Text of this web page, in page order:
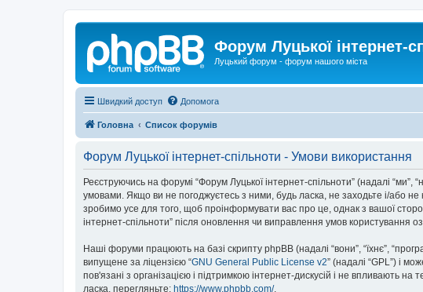
Форум Луцької інтернет-
Луцький форум - форум нашого міста
Швидкий доступ Допомога
Головна Список форумів
Форум Луцької інтернет-спільноти - Умови використання
Реєструючись на форумі “Форум Луцької інтернет-спільноти” (надалі
умовами. Якщо ви не погоджуєтесь з ними, будь ласка, не заходьте і/або
зробимо усе для того, щоб проінформувати вас про це, однак з вашої
інтернет-спільноти” після оновлення чи виправлення умов користування
Наші форуми працюють на базі скрипту phpBB (надалі “вони”, “їхнє”,
випущене за ліцензією “GNU General Public License v2” (надалі “GPL”) і
пов'язані з організацією і підтримкою інтернет-дискусій і не впливають
ласка, перегляньте: https://www.phpbb.com/.